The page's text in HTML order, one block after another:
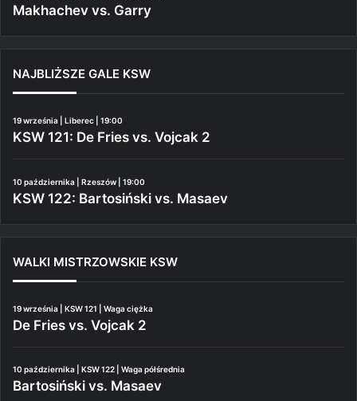
Makhachev vs. Garry
NAJBLIŻSZE GALE KSW
19 września | Liberec | 19:00
KSW 121: De Fries vs. Vojcak 2
10 października | Rzeszów | 19:00
KSW 122: Bartosiński vs. Masaev
WALKI MISTRZOWSKIE KSW
19 września | KSW 121 | Waga ciężka
De Fries vs. Vojcak 2
10 października | KSW 122 | Waga półśrednia
Bartosiński vs. Masaev